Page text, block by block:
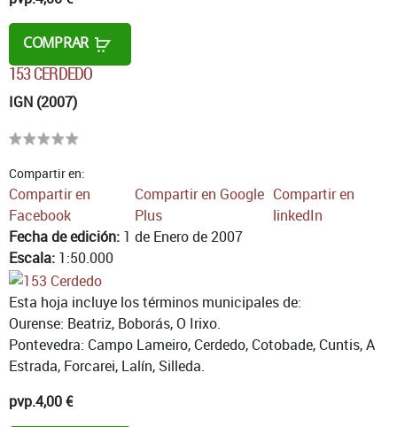
COMPRAR
153 CERDEDO
IGN (2007)
Compartir en:
Compartir en
Facebook
Compartir en Google
Plus
Compartir en
linkedIn
Fecha de edición: 1 de Enero de 2007
Escala: 1:50.000
Esta hoja incluye los términos municipales de:
Ourense: Beatriz, Boborás, O Irixo.
Pontevedra: Campo Lameiro, Cerdedo, Cotobade, Cuntis, A
Estrada, Forcarei, Lalín, Silleda.
pvp.4,00 €